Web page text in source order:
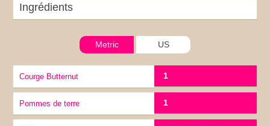
Ingrédients
Metric US
Courge Butternut 1
pommes de terre 1